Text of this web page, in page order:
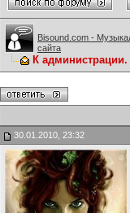
Bisound.com -
сайта
К администрации.
30.01.2010, 23:32